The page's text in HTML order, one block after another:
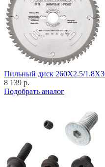
Пильный диск 260X2.5/
8 139 р.
Подобрать аналог